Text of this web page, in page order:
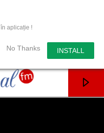
aplicație !
No Thanks INSTALL